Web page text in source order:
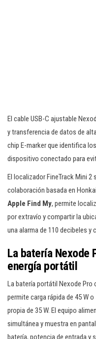
El cable USB-C ajustable
y transferencia de datos de
chip E-marker que identifica
dispositivo conectado para
El localizador FineTrack Mini 2
colaboración basada en
Apple Find My, permite
por extravío y compartir la
una alarma de 110 decibeles
La batería Nexode
energía portátil
La batería portátil Nexode Pro
permite carga rápida de 45 W
propia de 35 W. El equipo
simultánea y muestra en
batería, potencia de entrada y